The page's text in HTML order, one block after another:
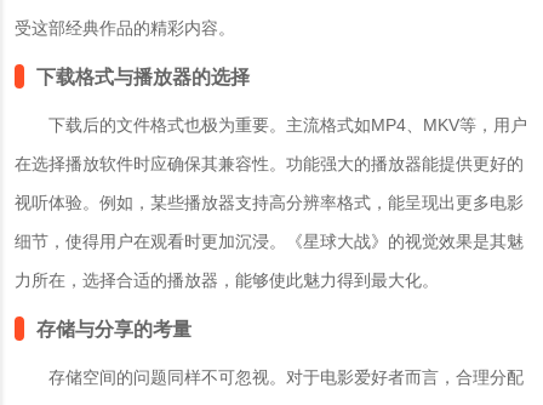
受这部经典作品的精彩内容。
下载格式与播放器的选择
下载后的文件格式也极为重要。主流格式如MP4、MKV等，用户
在选择播放软件时应确保其兼容性。功能强大的播放器能提供更好的
视听体验。例如，某些播放器支持高分辨率格式，能呈现出更多电影
细节，使得用户在观看时更加沉浸。《星球大战》的视觉效果是其魅
力所在，选择合适的播放器，能够使此魅力得到最大化。
存储与分享的考量
存储空间的问题同样不可忽视。对于电影爱好者而言，合理分配